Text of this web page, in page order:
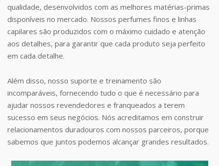
qualidade, desenvolvidos com as melhores matérias-primas
disponíveis no mercado. Nossos perfumes finos e linhas
capilares são produzidos com o máximo cuidado e atenção
aos detalhes, para garantir que cada produto seja perfeito
em cada detalhe.
Além disso, nosso suporte e treinamento são
incomparáveis, fornecendo tudo o que é necessário para
ajudar nossos revendedores e franqueados a terem
sucesso em seus negócios. Nós acreditamos em construir
relacionamentos duradouros com nossos parceiros, porque
sabemos que juntos podemos alcançar grandes resultados.